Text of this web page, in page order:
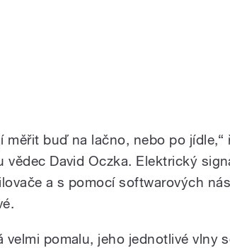
měřit buď na lačno, nebo po jídle,“
vědec David Oczka. Elektrický
a s pomocí softwarových
velmi pomalu, jeho jednotlivé vlny